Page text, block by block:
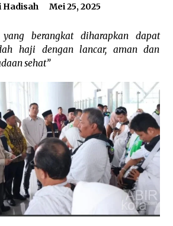
van Gewisjde
4, 2026
Ada Apa?
4, 2026
Transfer Pusat Berkurang, Pemkab
Pastikan Enam Prioritas
Tetap Berjalan
4, 2026
Tata Kelola Pemerintahan dan
Publik, Bupati Barito Utara Pimpin
Tiru ke DIY
4, 2026
Hadisah Mei 25, 2025
yang berangkat diharapkan dapat
haji dengan lancar, aman dan
sehat”